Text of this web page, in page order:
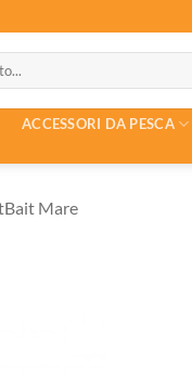
ACCESSORI DA PESCA
Mare